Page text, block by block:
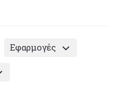
Εφαρμογές